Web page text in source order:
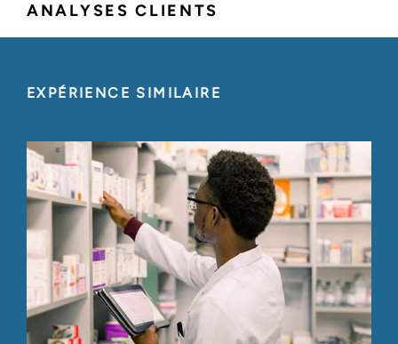
ANALYSES CLIENTS
EXPÉRIENCE SIMILAIRE